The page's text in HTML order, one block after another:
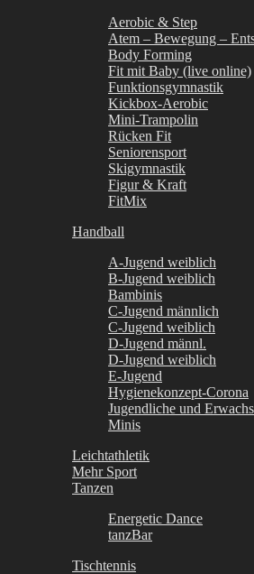
Aerobic & Step
Atem – Bewegung –
Body Forming
Fit mit Baby (live online)
Funktionsgymnastik
Kickbox-Aerobic
Mini-Trampolin
Rücken Fit
Seniorensport
Skigymnastik
Figur & Kraft
FitMix
Handball
A-Jugend weiblich
B-Jugend weiblich
Bambinis
C-Jugend männlich
C-Jugend weiblich
D-Jugend männl.
D-Jugend weiblich
E-Jugend
Hygienekonzept-Corona
Jugendliche und
Minis
Leichtathletik
Mehr Sport
Tanzen
Energetic Dance
tanzBar
Tischtennis